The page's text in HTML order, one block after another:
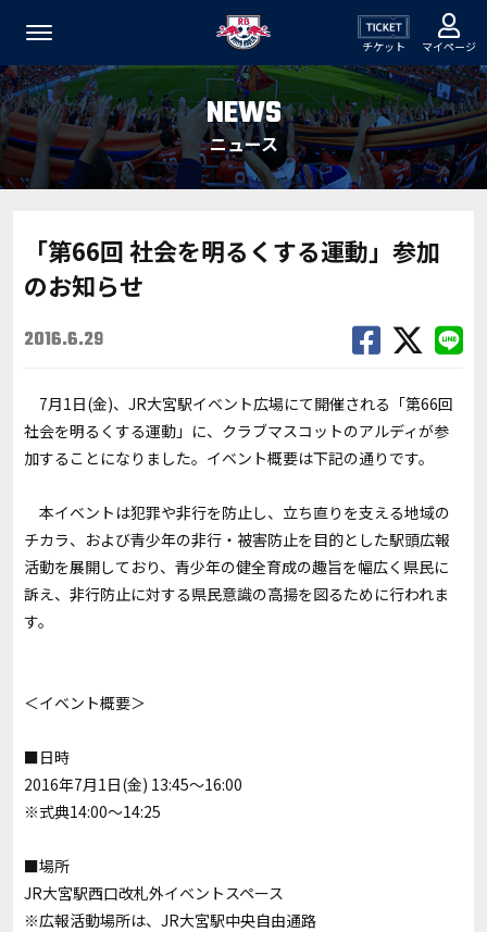
チケット マイページ
NEWS
ニュース
「第66回 社会を明るくする運動」参加
のお知らせ
2016.6.29
7月1日(金)、JR大宮駅イベント広場にて開催される「第66回
社会を明るくする運動」に、クラブマスコットのアルディが参
加することになりました。イベント概要は下記の通りです。
本イベントは犯罪や非行を防止し、立ち直りを支える地域の
チカラ、および青少年の非行・被害防止を目的とした駅頭広報
活動を展開しており、青少年の健全育成の趣旨を幅広く県民に
訴え、非行防止に対する県民意識の高揚を図るために行われま
す。
＜イベント概要＞
■日時
2016年7月1日(金) 13:45～16:00
※式典14:00～14:25
■場所
JR大宮駅西口改札外イベントスペース
※広報活動場所は、JR大宮駅中央自由通路